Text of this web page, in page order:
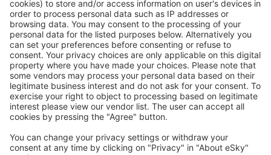
Economiseşte mai mult
Prețuri atractive și oferte speciale pentru utilizatorii
conectați.
Cazarea preferată
Alege din peste 1,3 mil. de opţiuni: hoteluri, cabane,
apartamente și altele.
Cele mai căutate hoteluri de către utilizatorii eSky